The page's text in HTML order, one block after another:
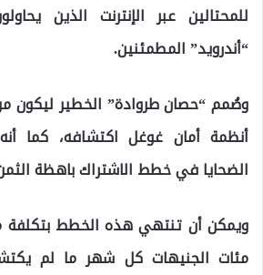
للمحتالين عبر الإنترنت الذين
“أندرويد” المطمئنين.
وصُمم “حصان طروادة” الخطير ليكون
أنظمة أمان غوغل اكتشافه، كما
الضحايا في خطط الاشتراك باهظة
ويمكن أن تنتهي هذه الخطط بتكلفة
مئات الجنيهات كل شهر ما لم